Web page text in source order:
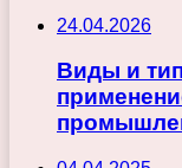
24.04.2026
Виды и